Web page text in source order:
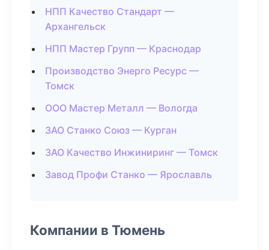
НПП Качество Стандарт —
Архангельск
НПП Мастер Групп — Краснодар
Производство Энерго Ресурс —
Томск
ООО Мастер Металл — Вологда
ЗАО Станко Союз — Курган
ЗАО Качество Инжиниринг — Томск
Завод Профи Станко — Ярославль
Компании в Тюмень